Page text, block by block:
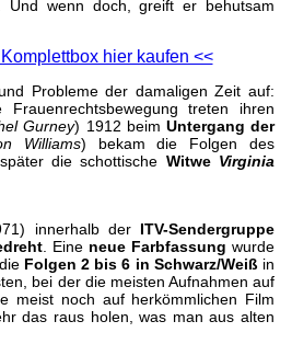
Und wenn doch, greift er behutsam
hier kaufen <<
Probleme der damaligen Zeit auf:
treten ihren
Gurney) 1912 beim Untergang der
Williams) bekam die Folgen des
die schottische Witwe Virginia
innerhalb der ITV-Sendergruppe
. Eine neue Farbfassung wurde
Folgen 2 bis 6 in Schwarz/Weißin
bei der die meisten Aufnahmen auf
meist noch auf herkömmlichen Film
das raus holen, was man aus alten